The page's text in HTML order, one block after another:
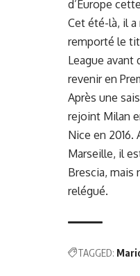
d’Europe
Cet été-là, il
remporté le
League avant
revenir en
Après une
rejoint Milan
Nice en 2016.
Marseille, il
Brescia, mais
relégué.
TAGGED: